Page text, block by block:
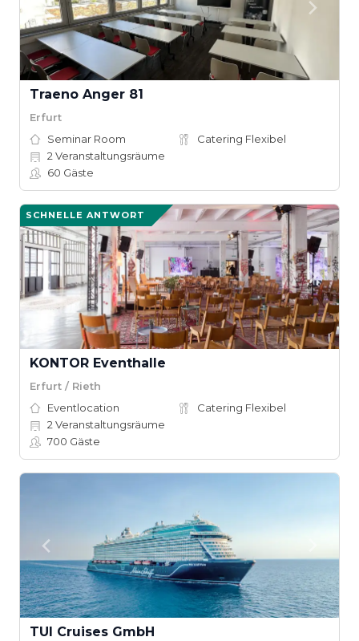
Traeno Anger 81
Erfurt
Seminar Room
Catering Flexibel
2 Veranstaltungsräume
60 Gäste
SCHNELLE ANTWORT
KONTOR Eventhalle
Erfurt / Rieth
Eventlocation
Catering Flexibel
2 Veranstaltungsräume
700 Gäste
TUI Cruises GmbH